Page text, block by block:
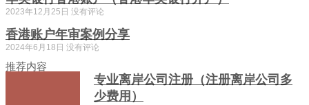
2023年12月25日 没有评论
香港账户年审案例分享
2024年6月18日 没有评论
推荐内容
专业离岸公司注册（注册离岸公司多
少费用）